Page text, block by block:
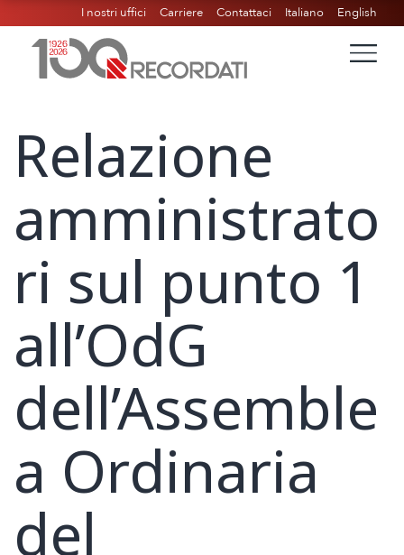
I nostri uffici Carriere Contattaci Italiano English
Relazione
amministrato
ri sul punto 1
all’OdG
dell’Assemble
a Ordinaria
del